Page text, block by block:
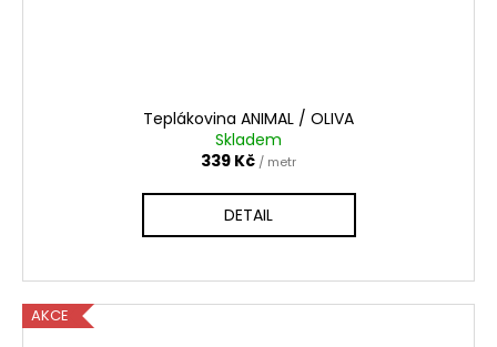
Teplákovina ANIMAL / OLIVA
Skladem
339 Kč / metr
DETAIL
AKCE